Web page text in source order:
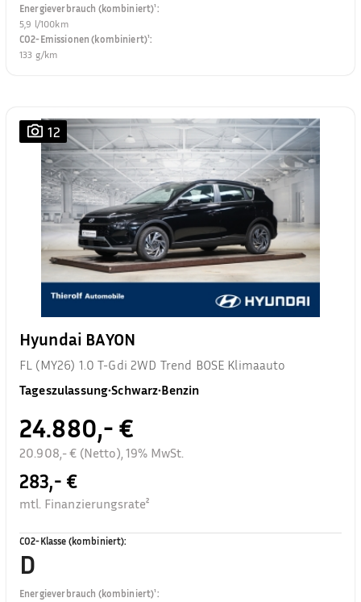
Energieverbrauch (kombiniert)¹:
5,9 l/100km
CO2-Emissionen (kombiniert)¹:
133 g/km
12
Hyundai BAYON
FL (MY26) 1.0 T-Gdi 2WD Trend BOSE Klimaauto
Tageszulassung•Schwarz•Benzin
24.880,- €
20.908,- € (Netto), 19% MwSt.
283,- €
mtl. Finanzierungsrate²
CO2-Klasse (kombiniert):
D
Energieverbrauch (kombiniert)¹: